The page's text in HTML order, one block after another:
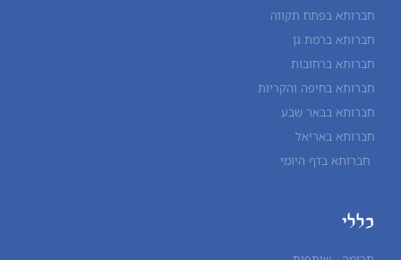
חברותא בפתח תקווה
חברותא ברמת גן
חברותא ברחובות
חברותא בחיפה והקריות
חברותא בבאר שבע
חברותא באריאל
חברותא בדף היומי
כללי